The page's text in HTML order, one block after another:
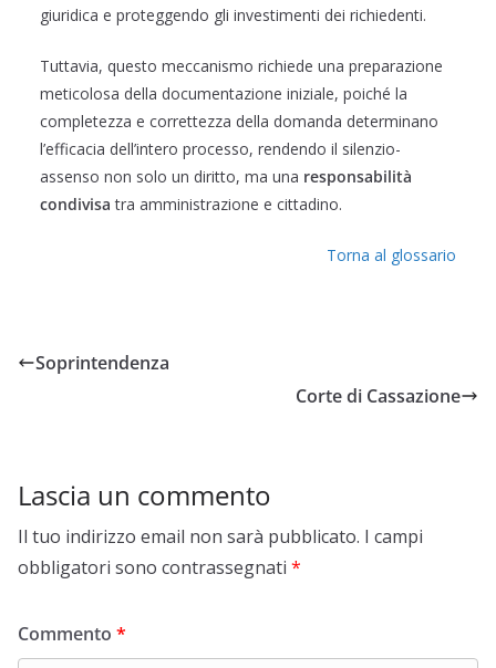
giuridica e proteggendo gli investimenti dei richiedenti.
Tuttavia, questo meccanismo richiede una preparazione
meticolosa della documentazione iniziale, poiché la
completezza e correttezza della domanda determinano
l’efficacia dell’intero processo, rendendo il silenzio-
assenso non solo un diritto, ma una responsabilità
condivisa tra amministrazione e cittadino.
Torna al glossario
Soprintendenza
Corte di Cassazione
Lascia un commento
Il tuo indirizzo email non sarà pubblicato. I campi
obbligatori sono contrassegnati *
Commento *